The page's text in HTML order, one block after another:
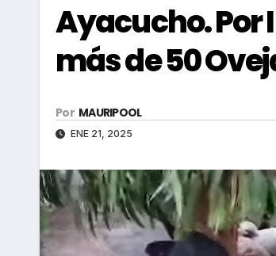
Ayacucho.
más de 50
Por MAURIPOOL
ENE 21, 2025